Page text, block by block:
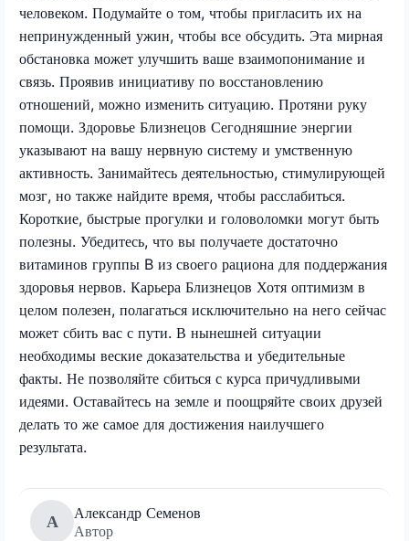
человеком. Подумайте о том, чтобы пригласить их на
непринужденный ужин, чтобы все обсудить. Эта мирная
обстановка может улучшить ваше взаимопонимание и
связь. Проявив инициативу по восстановлению
отношений, можно изменить ситуацию. Протяни руку
помощи. Здоровье Близнецов Сегодняшние энергии
указывают на вашу нервную систему и умственную
активность. Занимайтесь деятельностью, стимулирующей
мозг, но также найдите время, чтобы расслабиться.
Короткие, быстрые прогулки и головоломки могут быть
полезны. Убедитесь, что вы получаете достаточно
витаминов группы B из своего рациона для поддержания
здоровья нервов. Карьера Близнецов Хотя оптимизм в
целом полезен, полагаться исключительно на него сейчас
может сбить вас с пути. В нынешней ситуации
необходимы веские доказательства и убедительные
факты. Не позволяйте сбиться с курса причудливыми
идеями. Оставайтесь на земле и поощряйте своих друзей
делать то же самое для достижения наилучшего
результата.
А
Александр Семенов
Автор